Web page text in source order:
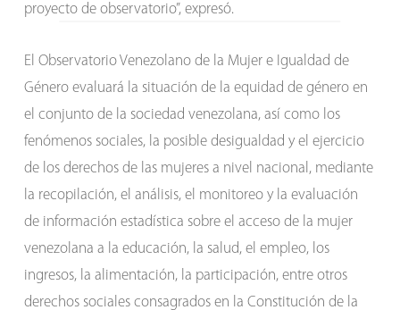
proyecto de observatorio”, expresó.
El Observatorio Venezolano de la Mujer e Igualdad de
Género evaluará la situación de la equidad de género en
el conjunto de la sociedad venezolana, así como los
fenómenos sociales, la posible desigualdad y el ejercicio
de los derechos de las mujeres a nivel nacional, mediante
la recopilación, el análisis, el monitoreo y la evaluación
de información estadística sobre el acceso de la mujer
venezolana a la educación, la salud, el empleo, los
ingresos, la alimentación, la participación, entre otros
derechos sociales consagrados en la Constitución de la